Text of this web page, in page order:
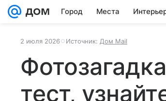
Город Места
2 июля 2026 Источник: Дом Mail
тест,